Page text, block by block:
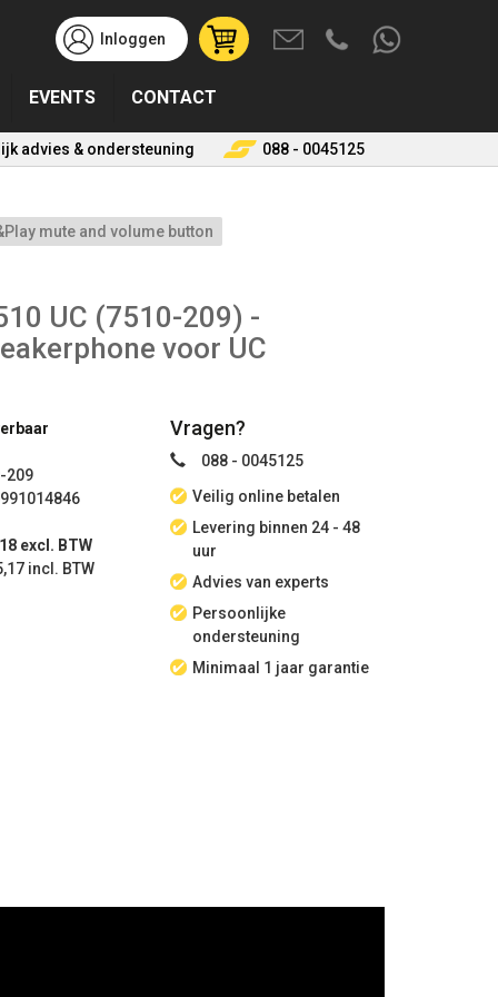
User
menu
(uitgelogd)
Inloggen
EVENTS CONTACT
advies & ondersteuning 088 - 0045125
mute and volume button
UC (7510-209) -
voor UC
209
excl. BTW
incl. BTW
Vragen?
088 - 0045125
Veilig online betalen
Levering binnen 24 - 48
uur
Advies van experts
Persoonlijke
ondersteuning
Minimaal 1 jaar garantie